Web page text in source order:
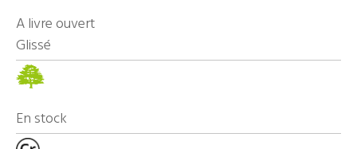
A livre ouvert
Glissé
En stock